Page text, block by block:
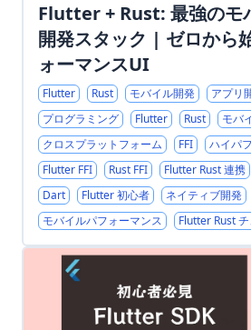
Flutter + Rust: 最強のモ
開発スタック | ゼロから
ォーマンスUI
Flutter Rust モバイル開発
アプリ
プログラミング
Flutter Rust
モバ
クロスプラットフォーム
FFI
ハイパ
Flutter FFI
Rust FFI Flutter Rust 連携
Dart
Flutter 初心者
ネイティブ開発
モバイルパフォーマンス
Flutter Rust